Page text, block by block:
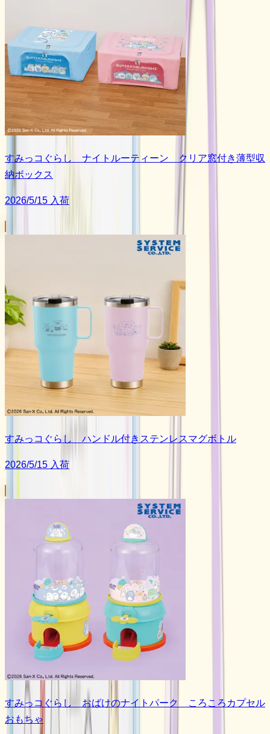
すみっコぐらし ナイトルーティーン クリア窓付き薄型収
納ボックス
2026/5/15 入荷
すみっコぐらし ハンドル付きステンレスマグボトル
2026/5/15 入荷
すみっコぐらし おばけのナイトパーク ころころカプセル
おもちゃ